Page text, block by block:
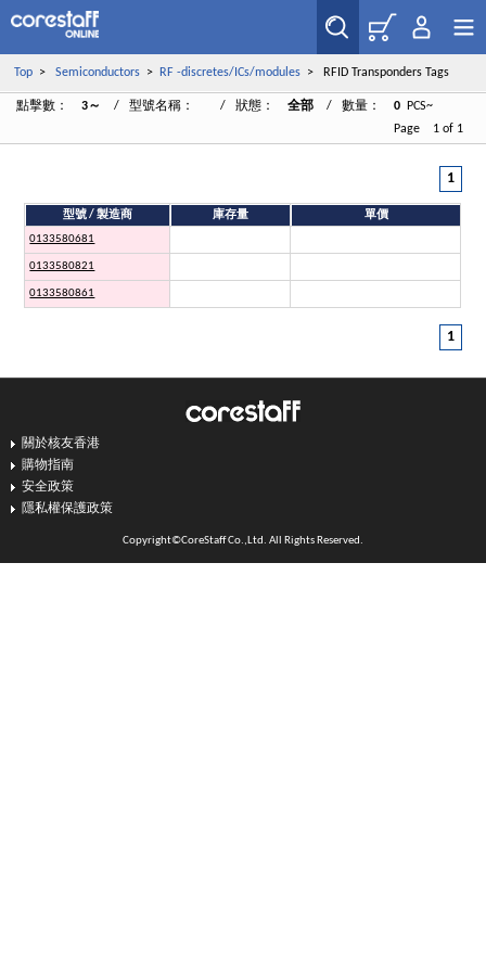
Top> Semiconductors> RF -discretes/ICs/modules> RFID Transponders Tags
點擊數： 3～ / 型號名稱： / 狀態： 全部 / 數量： 0
PCS~
Page 1 of 1
1
型號 / 製造商 庫存量
單價
0133580681
0133580821
0133580861
1
關於核友香港
購物指南
安全政策
隱私權保護政策
Copyright©CoreStaff Co.,Ltd. All Rights Reserved.